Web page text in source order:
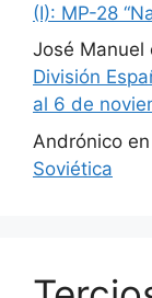
(I): MP-28
José Manuel
División
al 6 de
Andrónico en
Soviética